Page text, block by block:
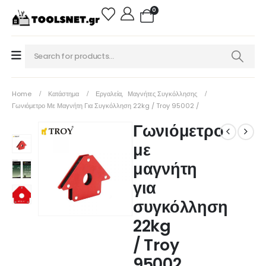
0
Home Κατάστημα Εργαλεία, Μαγνήτες Συγκόλλησης
Γωνιόμετρο Με Μαγνήτη Για Συγκόλληση 22kg / Troy 95002 /
Γωνιόμετρο
με
μαγνήτη
για
συγκόλληση
22kg
/ Troy